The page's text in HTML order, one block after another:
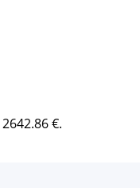
€.